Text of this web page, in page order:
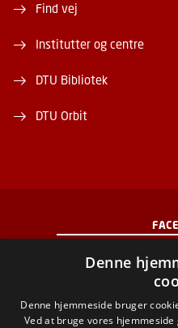
Find vej
Institutter og centre
DTU Bibliotek
DTU Orbit
Denne
Denne hjemmeside bruger
Ved at bruge vores